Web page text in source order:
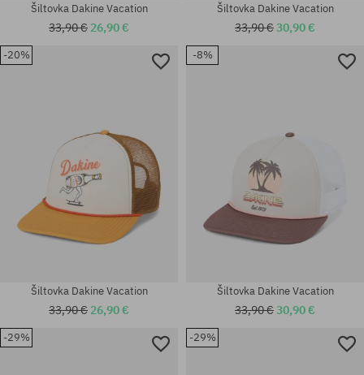
Šiltovka Dakine Vacation
33,90 € 26,90 €
Šiltovka Dakine Vacation
33,90 €30,90 €
-20%
Šiltovka Dakine Vacation
33,90 € 26,90 €
-8%
Šiltovka Dakine Vacation
33,90 €30,90 €
-29% -29%